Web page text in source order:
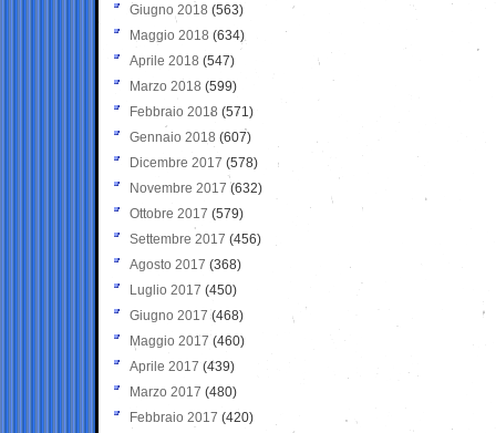
Giugno 2018 (563)
Maggio 2018 (634)
Aprile 2018 (547)
Marzo 2018 (599)
Febbraio 2018 (571)
Gennaio 2018 (607)
Dicembre 2017 (578)
Novembre 2017 (632)
Ottobre 2017 (579)
Settembre 2017 (456)
Agosto 2017 (368)
Luglio 2017 (450)
Giugno 2017 (468)
Maggio 2017 (460)
Aprile 2017 (439)
Marzo 2017 (480)
Febbraio 2017 (420)